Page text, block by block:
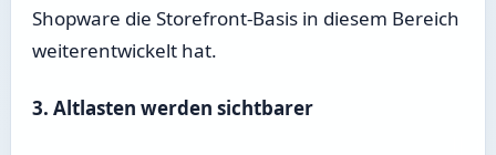
Shopware die Storefront-Basis in diesem Bereich
weiterentwickelt hat.
3. Altlasten werden sichtbarer